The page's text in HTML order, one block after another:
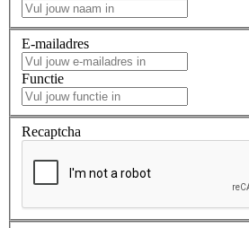
E-mailadres
Functie
Recaptcha